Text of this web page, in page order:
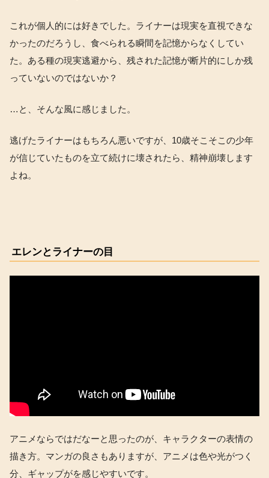
これが個人的には好きでした。ライナーは現実を直視できな
かったのだろうし、食べられる瞬間を記憶からなくしてい
た。ある種の現実逃避から、残された記憶が断片的にしか残
っていないのではないか？
…と、そんな風に感じました。
逃げたライナーはもちろん悪いですが、10歳そこそこの少年
が信じていたものを立て続けに壊されたら、精神崩壊します
よね。
エレンとライナーの目
アニメならではだなーと思ったのが、キャラクターの表情の
描き方。マンガの良さもありますが、アニメは色や光がつく
分、ギャップがを感じやすいです。